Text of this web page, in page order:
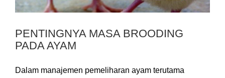
PENTINGNYA MASA BROODING
PADA AYAM
Dalam manajemen pemeliharan ayam terutama